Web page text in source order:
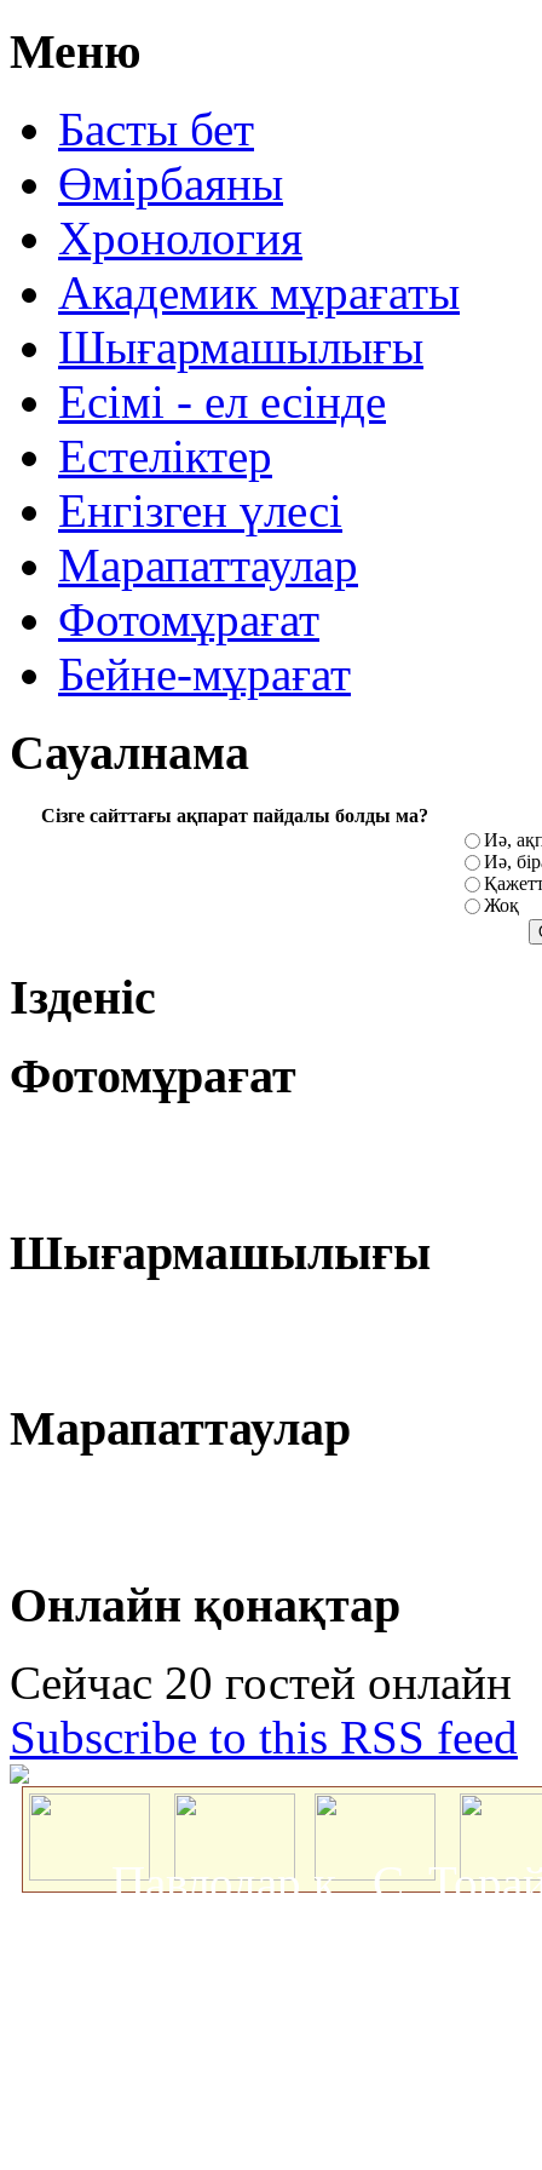
Меню
Басты бет
Өмірбаяны
Хронология
Aкадемик мұрағаты
Шығармашылығы
Есімі - ел есінде
Естеліктер
Енгізген үлесі
Марапаттаулар
Фотомұрағат
Бейне-мұрағат
Сауалнама
Сізге сайттағы ақпарат пайдалы болды ма?
Иә,
Иә,
Жоқ
Ізденіс
Фотомұрағат
Шығармашылығы
Марапаттаулар
Онлайн қонақтар
Сейчас 20 гостей онлайн
Subscribe to this RSS feed
Павлодар қ., С.